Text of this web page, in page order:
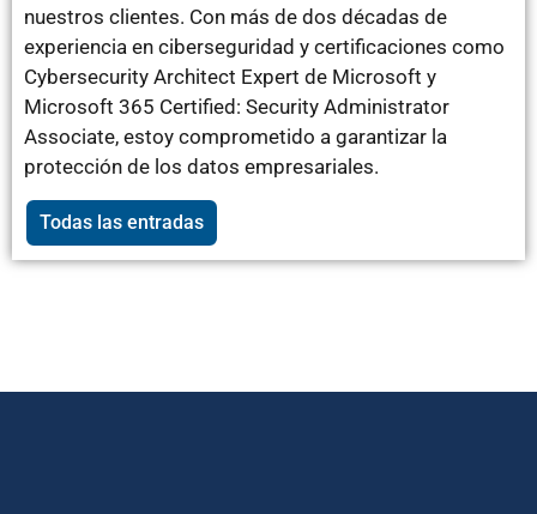
nuestros clientes. Con más de dos décadas de
experiencia en ciberseguridad y certificaciones como
Cybersecurity Architect Expert de Microsoft y
Microsoft 365 Certified: Security Administrator
Associate, estoy comprometido a garantizar la
protección de los datos empresariales.
Todas las entradas